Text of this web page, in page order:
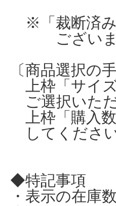
※「裁断済み
ございま
〔商品選択の
上枠「サイ
ご選択いた
上枠「購入
してくださ
◆特記事項
・表示の在庫